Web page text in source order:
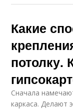
Какие
потолку.
Сначала
каркаса. Делают